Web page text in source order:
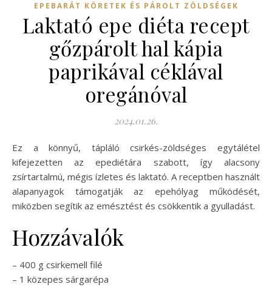
EPEBARÁT KÖRETEK ÉS PÁROLT ZÖLDSÉGEK
Laktató epe diéta recept
gőzpárolt hal kápia
paprikával céklával
oregánóval
2024.01.26.
Ez a könnyű, tápláló csirkés-zöldséges egytálétel
kifejezetten az epediétára szabott, így alacsony
zsírtartalmú, mégis ízletes és laktató. A receptben használt
alapanyagok támogatják az epehólyag működését,
miközben segítik az emésztést és csökkentik a gyulladást.
Hozzávalók
– 400 g csirkemell filé
– 1 közepes sárgarépa